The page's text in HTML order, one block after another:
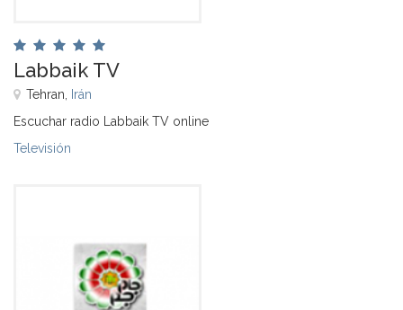
Labbaik TV
Tehran, Irán
Escuchar radio Labbaik TV online
Televisión